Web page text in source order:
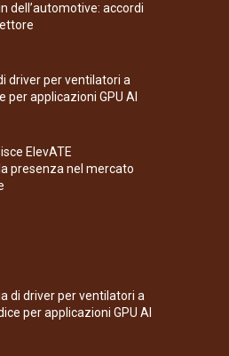
dell’automotive: accordi
driver per ventilatori a
per applicazioni GPU AI
ElevATE
presenza nel mercato
di driver per ventilatori a
per applicazioni GPU AI